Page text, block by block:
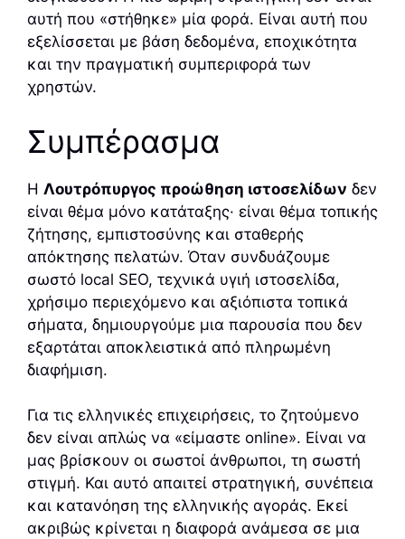
αυτή που «στήθηκε» μία φορά. Είναι αυτή που
εξελίσσεται με βάση δεδομένα, εποχικότητα
και την πραγματική συμπεριφορά των
χρηστών.
Συμπέρασμα
Η Λουτρόπυργος προώθηση ιστοσελίδων δεν
είναι θέμα μόνο κατάταξης· είναι θέμα τοπικής
ζήτησης, εμπιστοσύνης και σταθερής
απόκτησης πελατών. Όταν συνδυάζουμε
σωστό local SEO, τεχνικά υγιή ιστοσελίδα,
χρήσιμο περιεχόμενο και αξιόπιστα τοπικά
σήματα, δημιουργούμε μια παρουσία που δεν
εξαρτάται αποκλειστικά από πληρωμένη
διαφήμιση.
Για τις ελληνικές επιχειρήσεις, το ζητούμενο
δεν είναι απλώς να «είμαστε online». Είναι να
μας βρίσκουν οι σωστοί άνθρωποι, τη σωστή
στιγμή. Και αυτό απαιτεί στρατηγική, συνέπεια
και κατανόηση της ελληνικής αγοράς. Εκεί
ακριβώς κρίνεται η διαφορά ανάμεσα σε μια